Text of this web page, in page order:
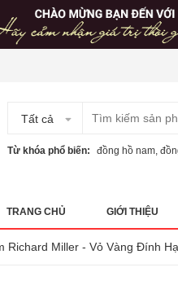
Tất cả
Từ khóa phổ biến: đồng hồ nam
TRANG CHỦ GIỚI THIỆU
Richard Miller - Vỏ Vàng Đính